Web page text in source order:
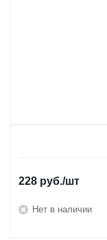
228 руб./шт
Нет в наличии